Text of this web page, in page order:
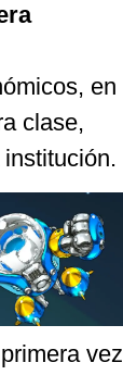
en
clase,
vez